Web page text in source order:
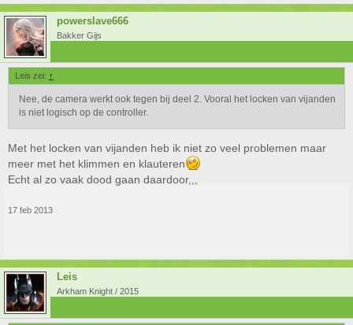
powerslave666
Bakker Gijs
Leis zei: ↑
Nee, de camera werkt ook tegen bij deel 2. Vooral het locken van vijanden
is niet logisch op de controller.
Met het locken van vijanden heb ik niet zo veel problemen maar
meer met het klimmen en klauteren
Echt al zo vaak dood gaan daardoor,,,
17 feb 2013
Leis
Arkham Knight / 2015